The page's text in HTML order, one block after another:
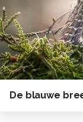
De blauwe